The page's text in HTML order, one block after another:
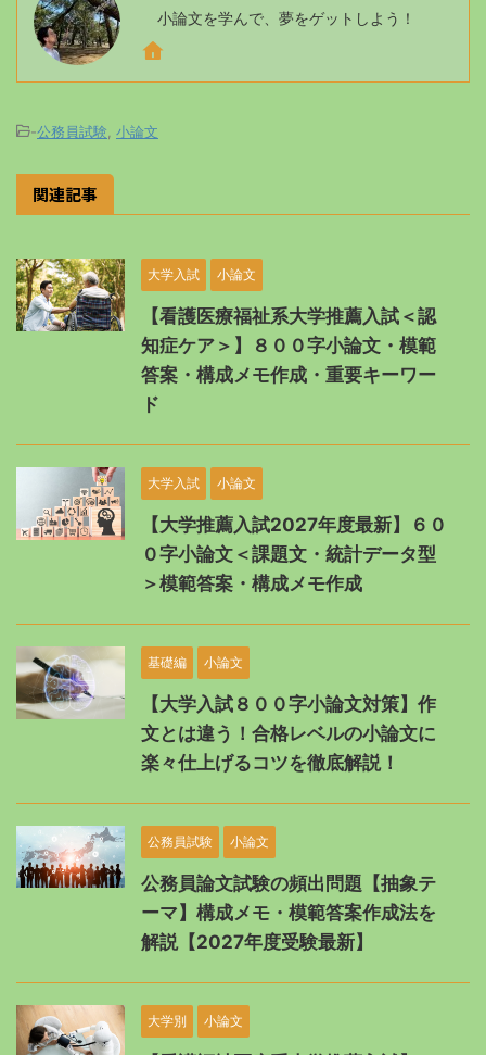
小論文を学んで、夢をゲットしよう！
-公務員試験 小論文
関連記事
大学入試 小論文
【看護医療福祉系大学推薦入試＜認
知症ケア＞】８００字小論文・模範
答案・構成メモ作成・重要キーワー
ド
大学入試 小論文
【大学推薦入試2027年度最新】６０
０字小論文＜課題文・統計データ型
＞模範答案・構成メモ作成
基礎編 小論文
【大学入試８００字小論文対策】作
文とは違う！合格レベルの小論文に
楽々仕上げるコツを徹底解説！
公務員試験 小論文
公務員論文試験の頻出問題【抽象テ
ーマ】構成メモ・模範答案作成法を
解説【2027年度受験最新】
大学別 小論文